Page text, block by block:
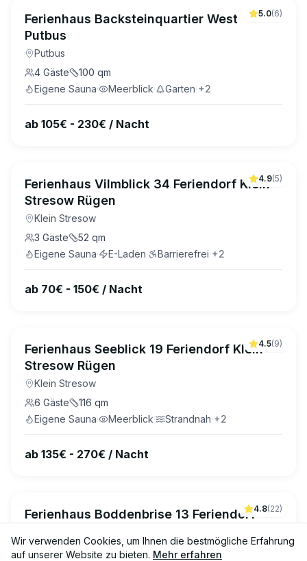
5.0(6)
Ferienhaus Backsteinquartier West
Putbus
Putbus
4 Gäste 100 qm
Eigene Sauna· Meerblick· Garten·+2
ab 105€ - 230€ / Nacht
4.9(5)
Ferienhaus Vilmblick 34 Feriendorf Klein
Stresow Rügen
Klein Stresow
3 Gäste 52 qm
Eigene Sauna· E-Laden· Barrierefrei·+2
ab 70€ - 150€ / Nacht
4.5(9)
Ferienhaus Seeblick 19 Feriendorf Klein
Stresow Rügen
Klein Stresow
6 Gäste 116 qm
Eigene Sauna· Meerblick· Strandnah·+2
ab 135€ - 270€ / Nacht
4.8(22)
Ferienhaus Boddenbrise 13 Feriendorf
Klein Stresow
Wir verwenden Cookies, um Ihnen die bestmögliche Erfahrung
auf unserer Website zu bieten. Mehr erfahren